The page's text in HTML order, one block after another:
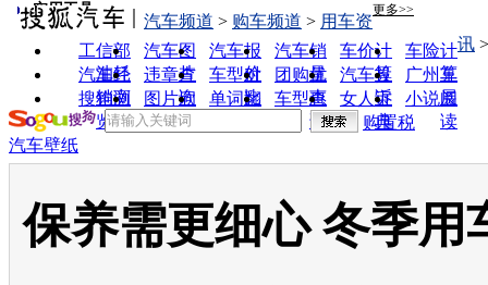
实用工具 更多>>
工信部
油耗
汽车图
片
汽车报
价
汽车销
量
车价计
算
车险计
算
汽车经
销商
违章查
询
车型对
比
团购优
惠
汽车投
诉
广州车
展
搜狗浏
览器
图片欣
赏
单词翻
车型查
询
女人宝
典
小说阅
读
汽车频道 > 购车频道 > 用车资
讯
购置税
汽车壁纸
保养需更细心 冬季用